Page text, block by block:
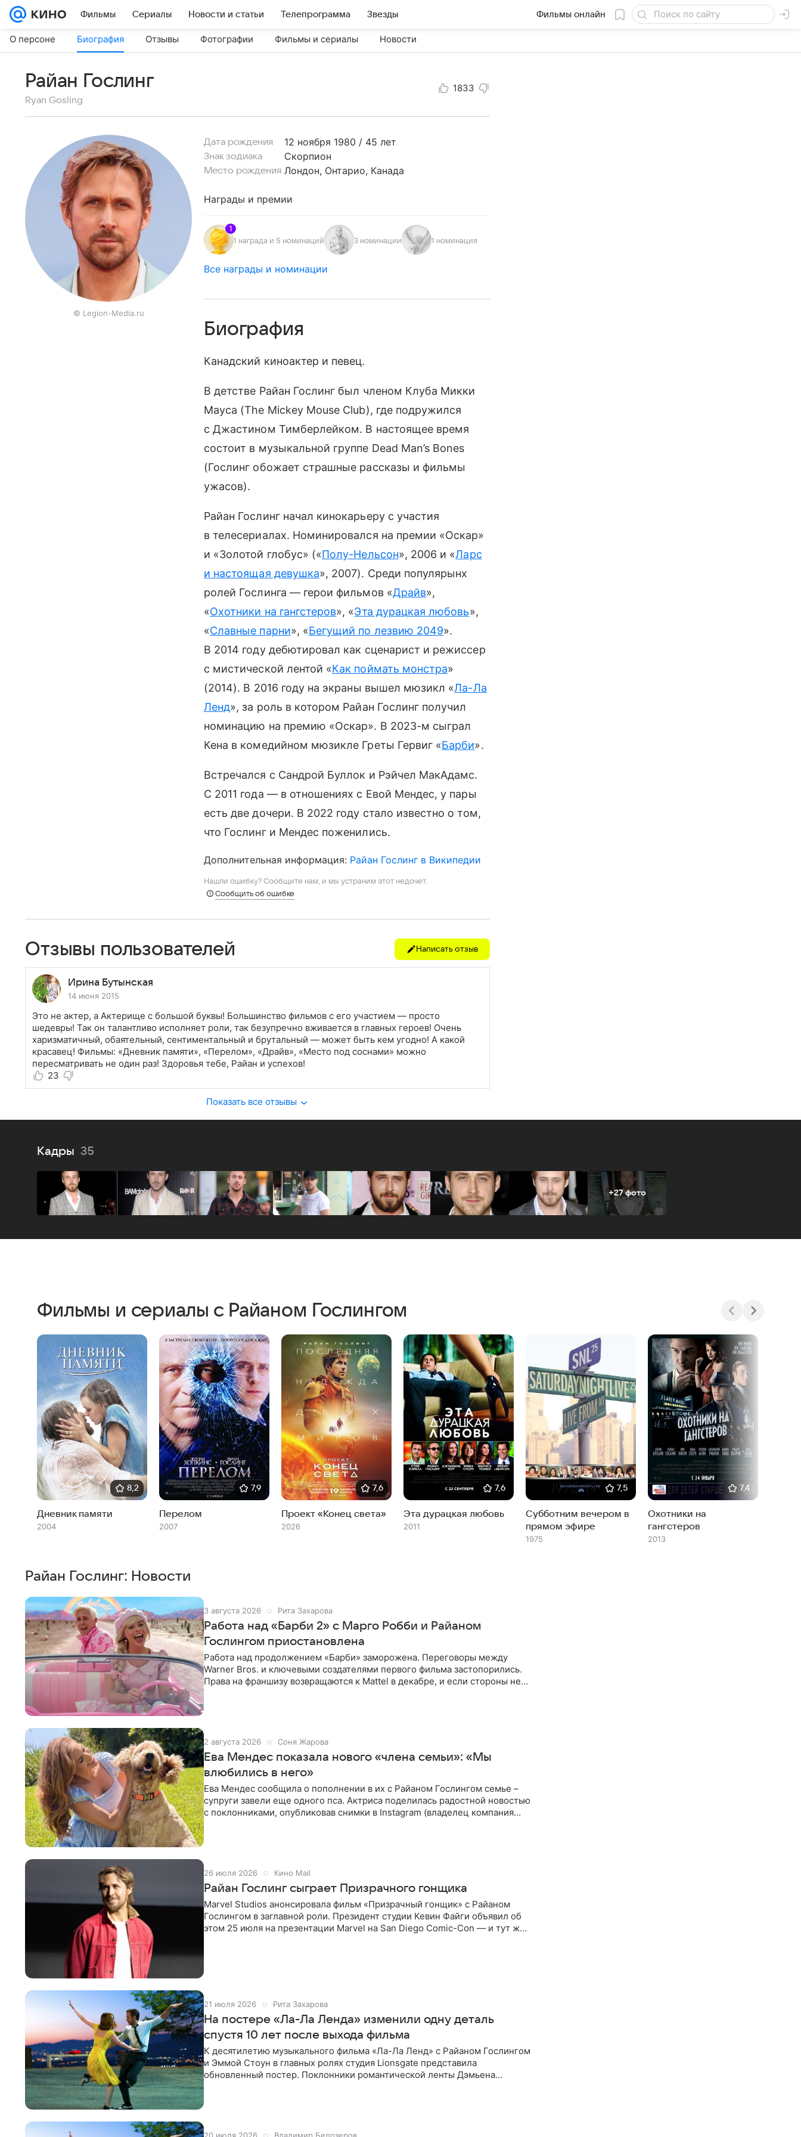
Фильмы Сериалы Новости и статьи Телепрограмма Звезды Фильмы онлайн
О персоне Биография Отзывы Фотографии Фильмы и сериалы Новости
Райан Гослинг
Ryan Gosling
1833
© Legion-Media.ru
Дата рождения 12 ноября 1980 / 45 лет
Знак зодиака Скорпион
Место рождения Лондон, Онтарио, Канада
Награды и премии
1
1 награда и 5 номинаций 3 номинации 1 номинация
Все награды и номинации
Биография
Канадский киноактер и певец.
В детстве Райан Гослинг был членом Клуба Микки
Мауса (The Mickey Mouse Club), где подружился
с Джастином Тимберлейком. В настоящее время
состоит в музыкальной группе Dead Man’s Bones
(Гослинг обожает страшные рассказы и фильмы
ужасов).
Райан Гослинг начал кинокарьеру с участия
в телесериалах. Номинировался на премии «Оскар»
и «Золотой глобус» («Полу-Нельсон», 2006 и «Ларс
и настоящая девушка», 2007). Среди популярынх
ролей Гослинга — герои фильмов «Драйв»,
«Охотники на гангстеров», «Эта дурацкая любовь»,
«Славные парни», «Бегущий по лезвию 2049».
В 2014 году дебютировал как сценарист и режиссер
с мистической лентой «Как поймать монстра»
(2014). В 2016 году на экраны вышел мюзикл «Ла-Ла
Ленд», за роль в котором Райан Гослинг получил
номинацию на премию «Оскар». В 2023-м сыграл
Кена в комедийном мюзикле Греты Гервиг «Барби».
Встречался с Сандрой Буллок и Рэйчел МакАдамс.
С 2011 года — в отношениях с Евой Мендес, у пары
есть две дочери. В 2022 году стало известно о том,
что Гослинг и Мендес поженились.
Дополнительная информация: Райан Гослинг в Википедии
Нашли ошибку? Сообщите нам, и мы устраним этот недочет.
Сообщить об ошибке
Отзывы пользователей Написать отзыв
Ирина Бутынская
14 июня 2015
Это не актер, а Актерище с большой буквы! Большинство фильмов с его участием — просто
шедевры! Так он талантливо исполняет роли, так безупречно вживается в главных героев! Очень
харизматичный, обаятельный, сентиментальный и брутальный — может быть кем угодно! А какой
красавец! Фильмы: «Дневник памяти», «Перелом», «Драйв», «Место под соснами» можно
пересматривать не один раз! Здоровья тебе, Райан и успехов!
23
Показать все отзывы
Кадры 35
+27 фото
Фильмы и сериалы с Райаном Гослингом
8,2
Дневник памяти
2004
7,9
Перелом
2007
7,6
Проект «Конец света»
2026
7,6
Эта дурацкая любовь
2011
7,5
Субботним вечером в
прямом эфире
1975
7,4
Охотники на
гангстеров
2013
Райан Гослинг: Новости
3 августа 2026 Рита Захарова
Работа над «Барби 2» с Марго Робби и Райаном
Гослингом приостановлена
Работа над продолжением «Барби» заморожена. Переговоры между
Warner Bros. и ключевыми создателями первого фильма застопорились.
Права на франшизу возвращаются к Mattel в декабре, и если стороны не
2 августа 2026 Соня Жарова
Ева Мендес показала нового «члена семьи»: «Мы
влюбились в него»
Ева Мендес сообщила о пополнении в их с Райаном Гослингом семье –
супруги завели еще одного пса. Актриса поделилась радостной новостью
с поклонниками, опубликовав снимки в Instagram (владелец компания
26 июля 2026 Кино Mail
Райан Гослинг сыграет Призрачного гонщика
Marvel Studios анонсировала фильм «Призрачный гонщик» с Райаном
Гослингом в заглавной роли. Президент студии Кевин Файги объявил об
этом 25 июля на презентации Marvel на San Diego Comic-Con — и тут же
21 июля 2026 Рита Захарова
На постере «Ла-Ла Ленда» изменили одну деталь
спустя 10 лет после выхода фильма
К десятилетию музыкального фильма «Ла-Ла Ленд» с Райаном Гослингом
и Эммой Стоун в главных ролях студия Lionsgate представила
обновленный постер. Поклонники романтической ленты Дэмьена